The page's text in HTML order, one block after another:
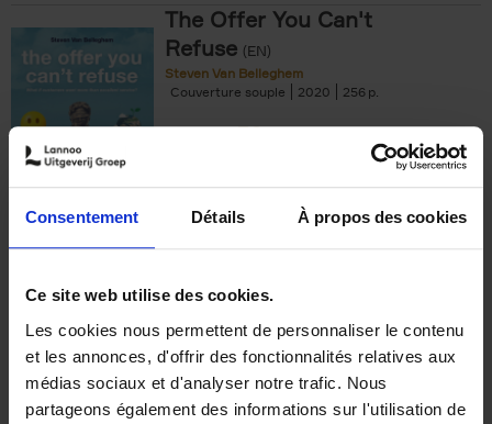
Consentement Détails À propos des cookies
Ce site web utilise des cookies.
Les cookies nous permettent de personnaliser le contenu
et les annonces, d'offrir des fonctionnalités relatives aux
médias sociaux et d'analyser notre trafic. Nous
partageons également des informations sur l'utilisation de
The Offer You Can't
Refuse (EN)
Steven Van Belleghem
Couverture souple
2020 256
€37,50
Building Bonds = Building
Business
Jochen Roef Jozefien De Feyter
Carolien Boom
Couverture souple
2025 200